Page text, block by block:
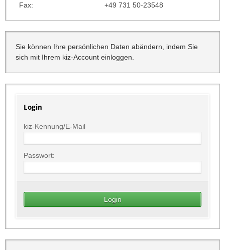
Fax:
+49 731 50-23548
Sie können Ihre persönlichen Daten abändern, indem Sie
sich mit Ihrem kiz-Account einloggen.
Login
kiz-Kennung/E-Mail
Passwort: